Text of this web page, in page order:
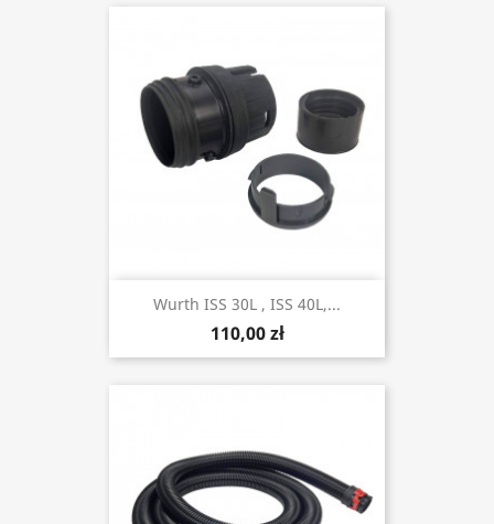
Wurth ISS 30L , ISS 40L,...
110,00 zł